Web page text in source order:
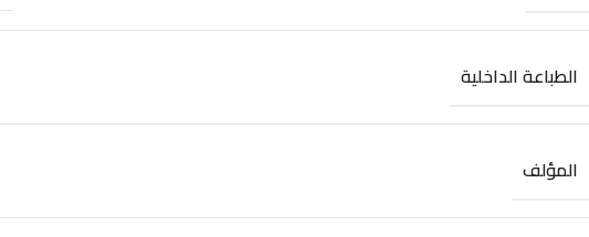
الطباعة الداخلية
المؤلف